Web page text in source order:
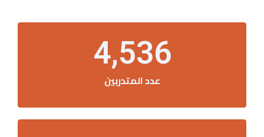
عدد المتدربين
4,536